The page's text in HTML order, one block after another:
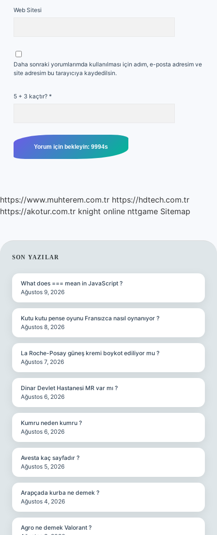
Web Sitesi
Daha sonraki yorumlarımda kullanılması için adım, e-posta adresim ve
site adresim bu tarayıcıya kaydedilsin.
5 + 3 kaçtır? *
https://www.muhterem.com.tr https://hdtech.com.tr
https://akotur.com.tr knight online nttgame Sitemap
SIDEBAR
SON YAZILAR
What does === mean in JavaScript ?
Ağustos 9, 2026
Kutu kutu pense oyunu Fransızca nasıl oynanıyor ?
Ağustos 8, 2026
La Roche-Posay güneş kremi boykot ediliyor mu ?
Ağustos 7, 2026
Dinar Devlet Hastanesi MR var mı ?
Ağustos 6, 2026
Kumru neden kumru ?
Ağustos 6, 2026
Avesta kaç sayfadır ?
Ağustos 5, 2026
Arapçada kurba ne demek ?
Ağustos 4, 2026
Agro ne demek Valorant ?